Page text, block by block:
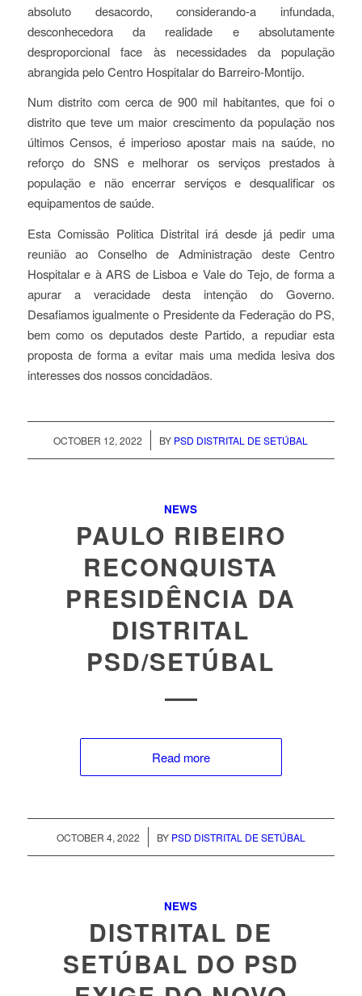
absoluto desacordo, considerando-a infundada,
desconhecedora da realidade e absolutamente
desproporcional face às necessidades da população
abrangida pelo Centro Hospitalar do Barreiro-Montijo.
Num distrito com cerca de 900 mil habitantes, que foi o
distrito que teve um maior crescimento da população nos
últimos Censos, é imperioso apostar mais na saúde, no
reforço do SNS e melhorar os serviços prestados à
população e não encerrar serviços e desqualificar os
equipamentos de saúde.
Esta Comissão Politica Distrital irá desde já pedir uma
reunião ao Conselho de Administração deste Centro
Hospitalar e à ARS de Lisboa e Vale do Tejo, de forma a
apurar a veracidade desta intenção do Governo.
Desafiamos igualmente o Presidente da Federação do PS,
bem como os deputados deste Partido, a repudiar esta
proposta de forma a evitar mais uma medida lesiva dos
interesses dos nossos concidadãos.
OCTOBER 12, 2022
/ BY PSD DISTRITAL DE SETÚBAL
NEWS
PAULO RIBEIRO
RECONQUISTA
PRESIDÊNCIA DA
DISTRITAL
PSD/SETÚBAL
Read more
OCTOBER 4, 2022
/ BY PSD DISTRITAL DE SETÚBAL
NEWS
DISTRITAL DE
SETÚBAL DO PSD